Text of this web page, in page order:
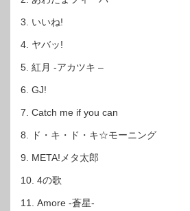
3. いいね!
4. ヤバッ!
5. 紅月 -アカツキ –
6. GJ!
7. Catch me if you can
8. ド・キ・ド・キ☆モーニング
9. META!メタ太郎
10. 4の歌
11. Amore -蒼星-